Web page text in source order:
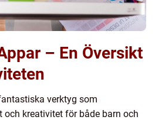
– En Översikt
verktyg som
och kreativitet för både barn och